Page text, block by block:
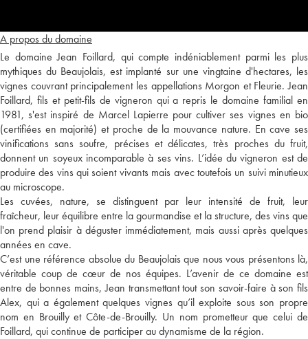
A propos du domaine
Le domaine Jean Foillard, qui compte indéniablement parmi les plus
mythiques du Beaujolais, est implanté sur une vingtaine d'hectares, les
vignes couvrant principalement les appellations Morgon et Fleurie. Jean
Foillard, fils et petit-fils de vigneron qui a repris le domaine familial en
1981, s'est inspiré de Marcel Lapierre pour cultiver ses vignes en bio
(certifiées en majorité) et proche de la mouvance nature. En cave ses
vinifications sans soufre, précises et délicates, très proches du fruit,
donnent un soyeux incomparable à ses vins. L’idée du vigneron est de
produire des vins qui soient vivants mais avec toutefois un suivi minutieux
au microscope.
Les cuvées, nature, se distinguent par leur intensité de fruit, leur
fraîcheur, leur équilibre entre la gourmandise et la structure, des vins que
l'on prend plaisir à déguster immédiatement, mais aussi après quelques
années en cave.
C’est une référence absolue du Beaujolais que nous vous présentons là,
véritable coup de cœur de nos équipes. L’avenir de ce domaine est
entre de bonnes mains, Jean transmettant tout son savoir-faire à son fils
Alex, qui a également quelques vignes qu’il exploite sous son propre
nom en Brouilly et Côte-de-Brouilly. Un nom prometteur que celui de
Foillard, qui continue de participer au dynamisme de la région.